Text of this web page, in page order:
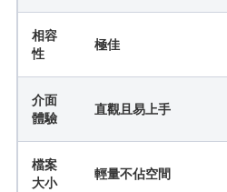
相容
性
極佳
介面
體驗
直觀且易上手
檔案
大小
輕量不佔空間